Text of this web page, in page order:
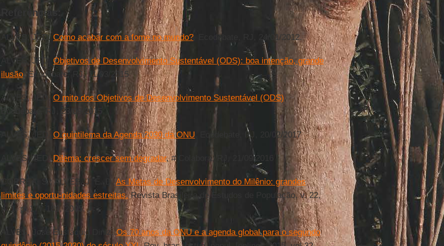
Referências:
ALVES, JED. Como acabar com a fome no mundo?, Ecodebate, RJ, 24/01/2012.
ALVES, JED. Objetivos de Desenvolvimento Sustentável (ODS): boa intenção, grande
ilusão, Ecodebate, RJ, 11/03/2015
ALVES, JED. O mito dos Objetivos de Desenvolvimento Sustentável (ODS),
Ecodebate, RJ, 23/09/2015
ALVES, JED. O quintilema da Agenda 2030 da ONU , Ecodebate, RJ, 20/02/2017
ALVES, JED.Dilema: crescer sem degradar, # Colabora, RJ, 21/09/2016
CORREA, S.; ALVES, J. E. D.As Metas de Desenvolvimento do Milênio: grandes
limites e oportu-nidades estreitas.Revista Brasileira de Estudos de População, v. 22,
n. 1, p. 177-189, 2005.
ALVES, José Eustáquio Diniz. Os 70 anos da ONU e a agenda global para o segundo